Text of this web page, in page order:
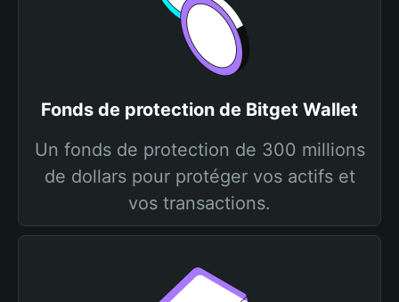
Fonds de protection de Bitget Wallet
Un fonds de protection de 300 millions
de dollars pour protéger vos actifs et
vos transactions.